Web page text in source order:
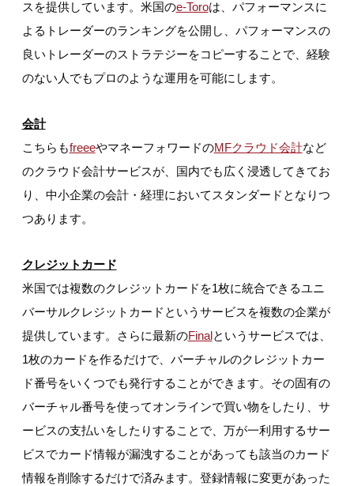
スを提供しています。米国のe-Toroは、パフォーマンスに
よるトレーダーのランキングを公開し、パフォーマンスの
良いトレーダーのストラテジーをコピーすることで、経験
のない人でもプロのような運用を可能にします。
会計
こちらもfreeeやマネーフォワードのMFクラウド会計など
のクラウド会計サービスが、国内でも広く浸透してきてお
り、中小企業の会計・経理においてスタンダードとなりつ
つあります。
クレジットカード
米国では複数のクレジットカードを1枚に統合できるユニ
バーサルクレジットカードというサービスを複数の企業が
提供しています。さらに最新のFinalというサービスでは、
1枚のカードを作るだけで、バーチャルのクレジットカー
ド番号をいくつでも発行することができます。その固有の
バーチャル番号を使ってオンラインで買い物をしたり、サ
ービスの支払いをしたりすることで、万が一利用するサー
ビスでカード情報が漏洩することがあっても該当のカード
情報を削除するだけで済みます。登録情報に変更があった